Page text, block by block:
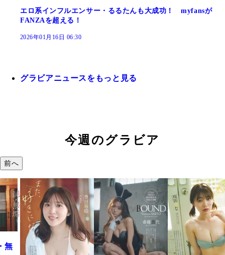
エロ系インフルエンサー・るるたんも大成功！ myfansが
FANZAを超える！
2026年01月16日 06:30
グラビアニュースをもっと見る
今週のグラビア
前へ